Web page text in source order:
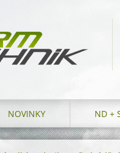
NOVINKY ND +